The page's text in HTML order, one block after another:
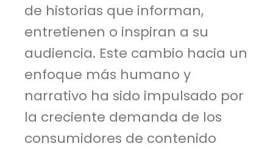
de historias que informan,
entretienen o inspiran a su
audiencia. Este cambio hacia un
enfoque más humano y
narrativo ha sido impulsado por
la creciente demanda de los
consumidores de contenido